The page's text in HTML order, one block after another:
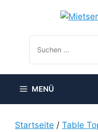
MENÜ
Startseite / Table